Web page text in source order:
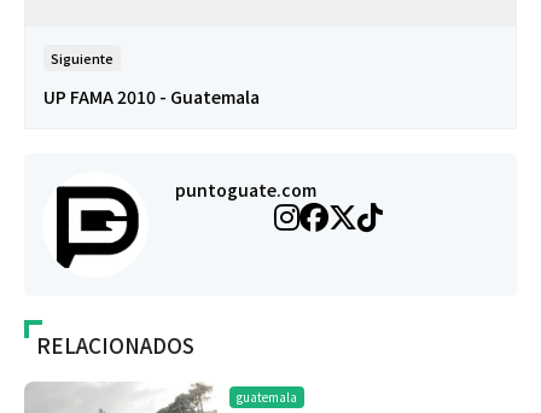
Siguiente
UP FAMA 2010 - Guatemala
puntoguate.com
RELACIONADOS
guatemala